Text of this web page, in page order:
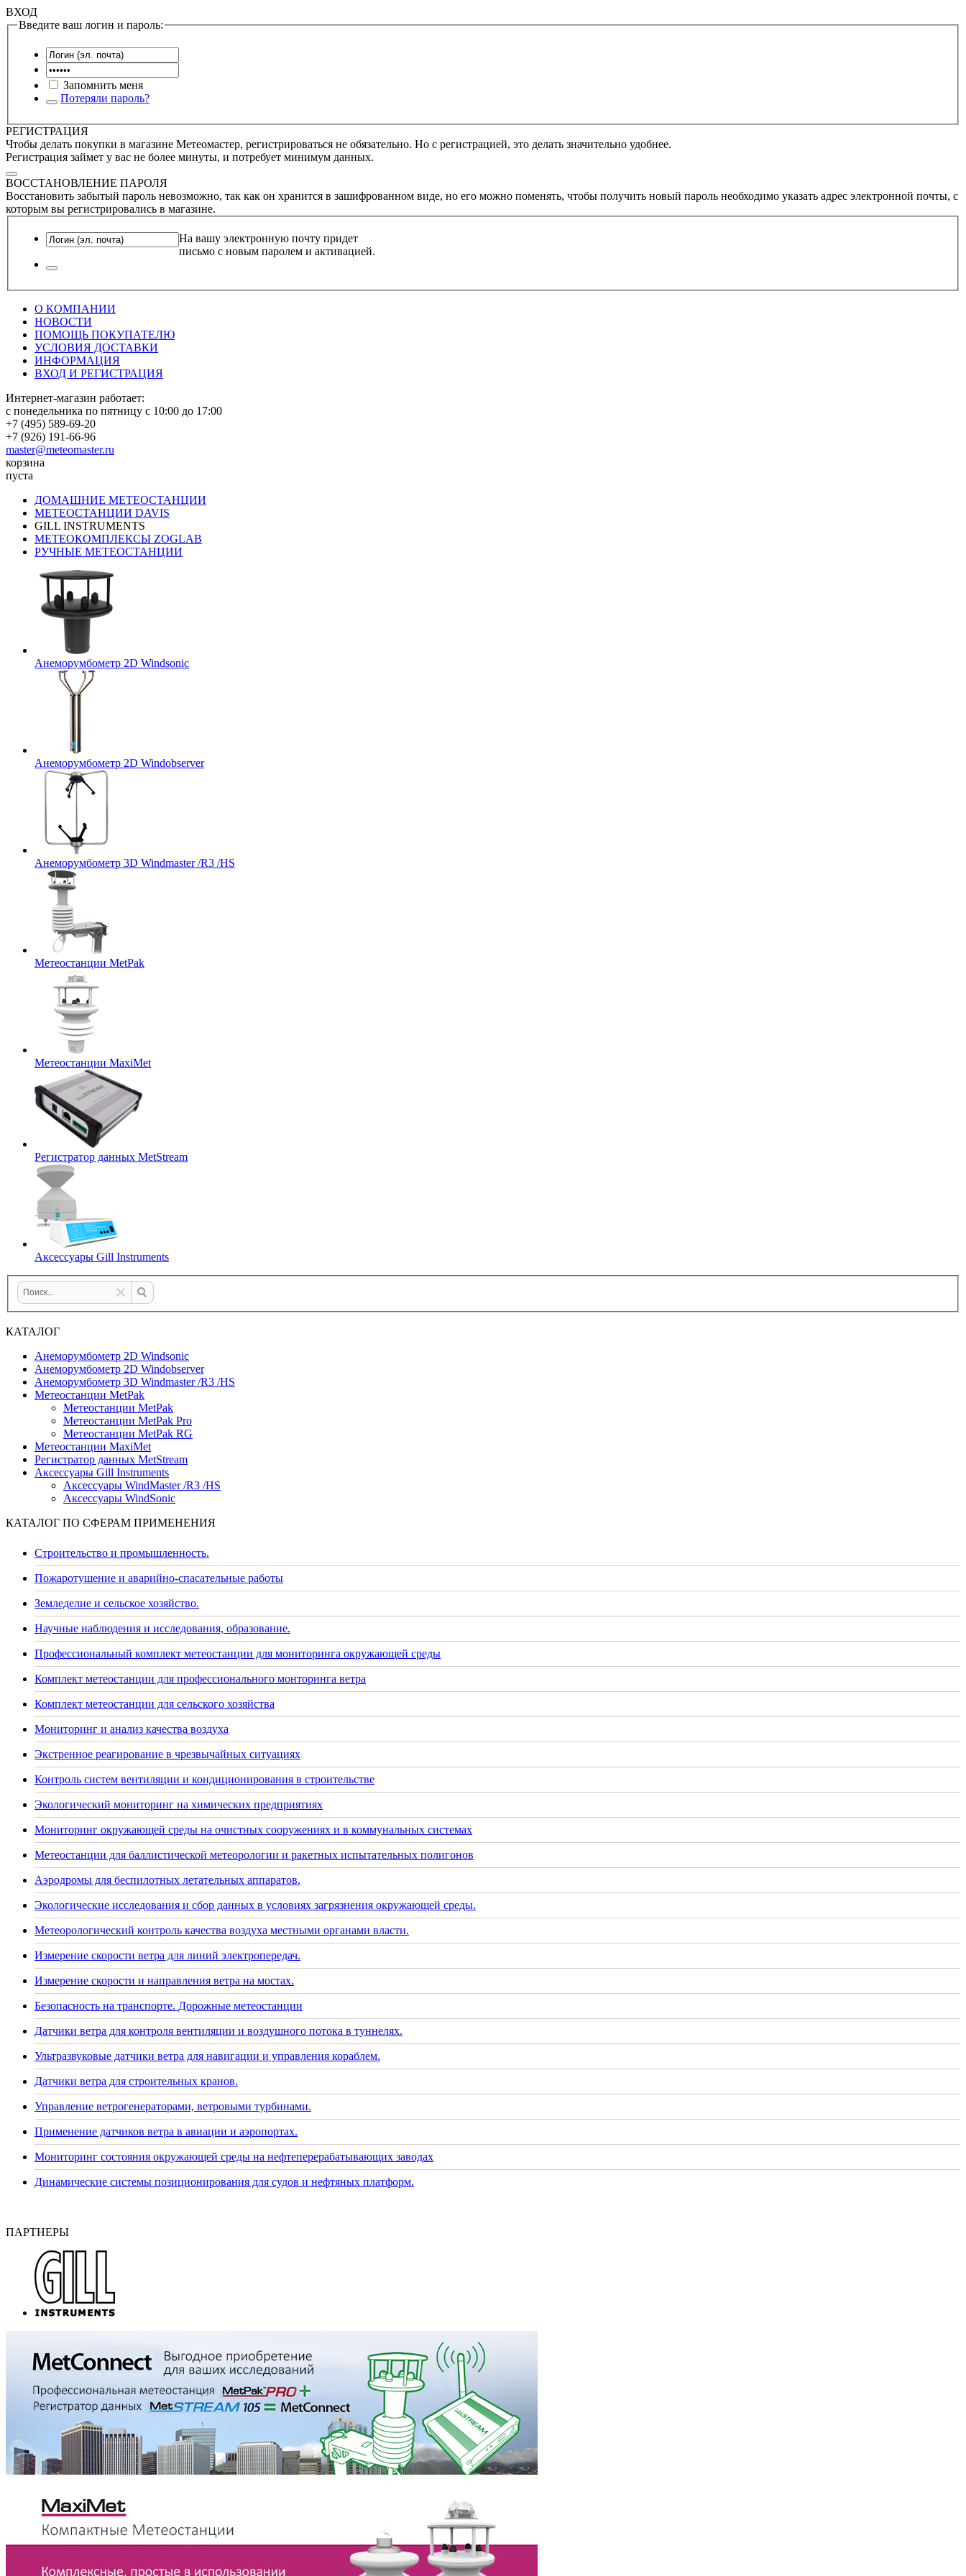
ВХОД
Введите ваш логин и пароль:
Запомнить меня
Потеряли пароль?
РЕГИСТРАЦИЯ
Чтобы делать покупки в магазине Метеомастер, регистрироваться не обязательно. Но с регистрацией, это делать значительно удобнее.
Регистрация займет у вас не более минуты, и потребует минимум данных.
ВОССТАНОВЛЕНИЕ ПАРОЛЯ
Восстановить забытый пароль невозможно, так как он хранится в зашифрованном виде, но его можно поменять, чтобы получить новый пароль необходимо указать адрес электронной почты, с
которым вы регистрировались в магазине.
На вашу электронную почту придет
письмо с новым паролем и активацией.
О КОМПАНИИ
НОВОСТИ
ПОМОЩЬ ПОКУПАТЕЛЮ
УСЛОВИЯ ДОСТАВКИ
ИНФОРМАЦИЯ
ВХОД И РЕГИСТРАЦИЯ
Интернет-магазин работает:
с понедельника по пятницу с 10:00 до 17:00
+7 (495) 589-69-20
+7 (926) 191-66-96
master@meteomaster.ru
корзина
пуста
ДОМАШНИЕ МЕТЕОСТАНЦИИ
МЕТЕОСТАНЦИИ DAVIS
GILL INSTRUMENTS
МЕТЕОКОМПЛЕКСЫ ZOGLAB
РУЧНЫЕ МЕТЕОСТАНЦИИ
Анеморумбометр 2D Windsonic
Анеморумбометр 2D Windobserver
Анеморумбометр 3D Windmaster /R3 /HS
Метеостанции MetPak
Метеостанции MaxiMet
Регистратор данных MetStream
Аксессуары Gill Instruments
КАТАЛОГ
Анеморумбометр 2D Windsonic
Анеморумбометр 2D Windobserver
Анеморумбометр 3D Windmaster /R3 /HS
Метеостанции MetPak
Метеостанции MetPak
Метеостанции MetPak Pro
Метеостанции MetPak RG
Метеостанции MaxiMet
Регистратор данных MetStream
Аксессуары Gill Instruments
Аксессуары WindMaster /R3 /HS
Аксессуары WindSonic
КАТАЛОГ ПО СФЕРАМ ПРИМЕНЕНИЯ
Строительство и промышленность.
Пожаротушение и аварийно-спасательные работы
Земледелие и сельское хозяйство.
Научные наблюдения и исследования, образование.
Профессиональный комплект метеостанции для мониторинга окружающей среды
Комплект метеостанции для профессионального монторинга ветра
Комплект метеостанции для сельского хозяйства
Мониторинг и анализ качества воздуха
Экстренное реагирование в чрезвычайных ситуациях
Контроль систем вентиляции и кондиционирования в строительстве
Экологический мониторинг на химических предприятиях
Мониторинг окружающей среды на очистных сооружениях и в коммунальных системах
Метеостанции для баллистической метеорологии и ракетных испытательных полигонов
Аэродромы для беспилотных летательных аппаратов.
Экологические исследования и сбор данных в условиях загрязнения окружающей среды.
Метеорологический контроль качества воздуха местными органами власти.
Измерение скорости ветра для линий электропередач.
Измерение скорости и направления ветра на мостах.
Безопасность на транспорте. Дорожные метеостанции
Датчики ветра для контроля вентиляции и воздушного потока в туннелях.
Ультразвуковые датчики ветра для навигации и управления кораблем.
Датчики ветра для строительных кранов.
Управление ветрогенераторами, ветровыми турбинами.
Применение датчиков ветра в авиации и аэропортах.
Мониторинг состояния окружающей среды на нефтеперерабатывающих заводах
Динамические системы позиционирования для судов и нефтяных платформ.
ПАРТНЕРЫ